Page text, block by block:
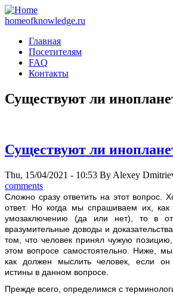
homeofknowledge.ru
Главная
Посетителям
FAQ
Контакты
Существуют ли
Существуют ли
Thu, 15/04/2021 - 10:53 By Alexey
comments
Сложно срaзу ответить на этот вопрос.
ответ. Но когда мы спрашиваем их,
умозаключению (да или нет), то в
вразумительные доводы и
том, что человек принял чужую
этом вопросе самостоятельно. Ниже,
как должен мыслить человек, если он
истины в данном вопросе.
Прежде всего, определимся с